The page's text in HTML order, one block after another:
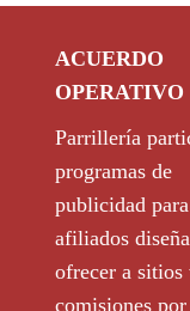
ACUERDO
OPERATIVO
Parrillería
programas de
publicidad para
afiliados
ofrecer a sitios
comisiones por